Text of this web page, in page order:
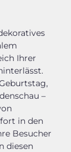
Ihrer
–
in den
Besucher
diesen